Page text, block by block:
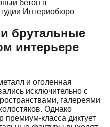
брутальные
интерьере
и оголенная
исключительно с
галереями
Однако
класса диктует